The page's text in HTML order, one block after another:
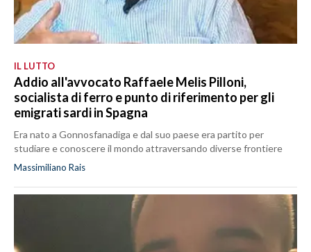
IL LUTTO
Addio all'avvocato Raffaele Melis Pilloni,
socialista di ferro e punto di riferimento per gli
emigrati sardi in Spagna
Era nato a Gonnosfanadiga e dal suo paese era partito per
studiare e conoscere il mondo attraversando diverse frontiere
Massimiliano Rais